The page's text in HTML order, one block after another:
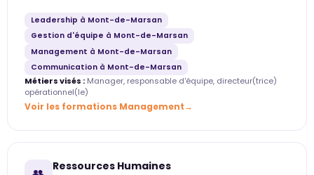
Leadership à Mont-de-Marsan
Gestion d'équipe à Mont-de-Marsan
Management à Mont-de-Marsan
Communication à Mont-de-Marsan
Métiers visés : Manager, responsable d'équipe, directeur(trice)
opérationnel(le)
Voir les formations Management
Ressources Humaines